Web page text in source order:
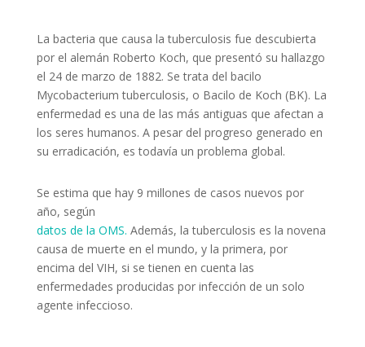
La bacteria que causa la tuberculosis fue descubierta
por el alemán Roberto Koch, que presentó su hallazgo
el 24 de marzo de 1882. Se trata del bacilo
Mycobacterium tuberculosis, o Bacilo de Koch (BK). La
enfermedad es una de las más antiguas que afectan a
los seres humanos. A pesar del progreso generado en
su erradicación, es todavía un problema global.
Se estima que hay 9 millones de casos nuevos por
año, según
datos de la OMS. Además, la tuberculosis es la novena
causa de muerte en el mundo, y la primera, por
encima del VIH, si se tienen en cuenta las
enfermedades producidas por infección de un solo
agente infeccioso.